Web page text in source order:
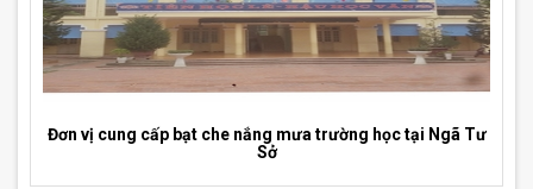
Đơn vị cung cấp bạt che nắng mưa trường học tại Ngã Tư
Sở